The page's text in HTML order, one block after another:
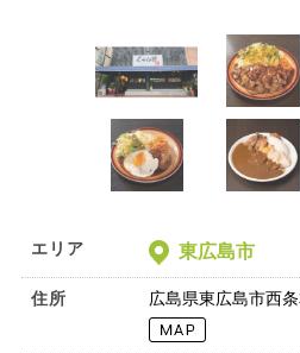
エリア 東広島市
住所 広島県東広島市西